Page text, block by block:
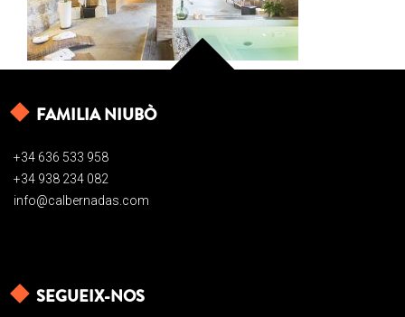
FAMILIA NIUBÒ
+34 636 533 958
+34 938 234 082
info@calbernadas.com
SEGUEIX-NOS